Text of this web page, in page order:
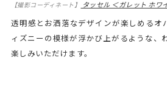
【撮影コーディネート】
タッセル ＜ガレット ホワ
透明感とお洒落なデザインが楽しめるオ
ィズニーの模様が浮かび上がるような、
楽しみいただけます。